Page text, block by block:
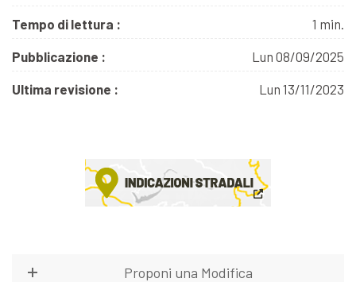
Tempo di lettura : 1 min.
Pubblicazione : Lun 08/09/2025
Ultima revisione : Lun 13/11/2023
Proponi una Modifica